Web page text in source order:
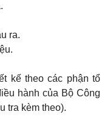
ra.
kế theo các phận tổ
hành của Bộ Công
tra kèm theo).